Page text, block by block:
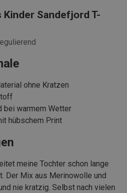
Sandefjord T-
ohne Kratzen
bei warmem Wetter
hübschem Print
meine Tochter schon lange
Der Mix aus Merinowolle und
nie kratzig. Selbst nach vielen